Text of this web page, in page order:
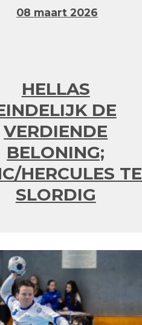
HELLAS
DE
VERDIENDE
BELONING;
HERCULES TE
SLORDIG
08 maart 2026